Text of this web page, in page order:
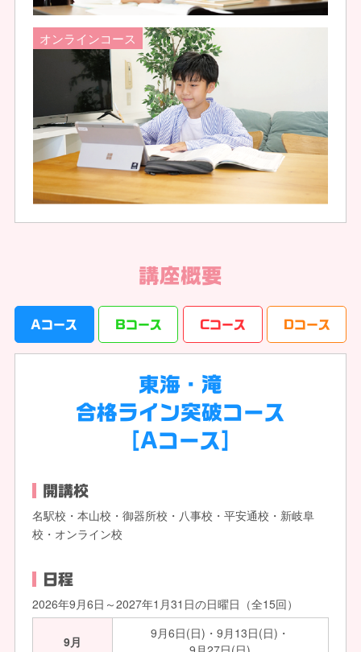
オンラインコース
講座概要
Aコース Bコース Cコース Dコース
東海・滝
合格ライン突破コース
[Aコース]
開講校
名駅校 ・ 本山校 ・ 御器所校 ・ 八事校 ・ 平安通校 ・ 新岐阜
校 ・オンライン校
日程
2026年9月6日～2027年1月31日の日曜日（全15回）
9月
9月6日(日)・9月13日(日)・